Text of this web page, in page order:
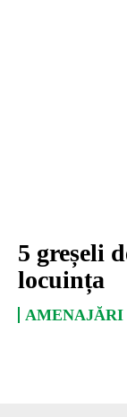
5 greșeli
locuința
AMENAJĂRI